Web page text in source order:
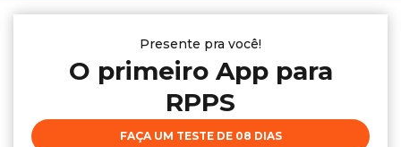
Presente pra você!
O primeiro App para
RPPS
FAÇA UM TESTE DE 08 DIAS